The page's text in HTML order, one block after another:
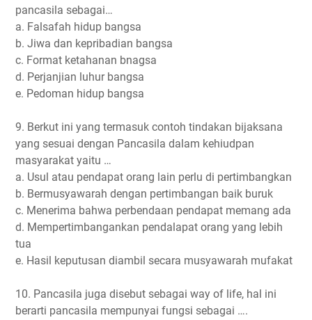
pancasila sebagai…
a. Falsafah hidup bangsa
b. Jiwa dan kepribadian bangsa
c. Format ketahanan bnagsa
d. Perjanjian luhur bangsa
e. Pedoman hidup bangsa
9. Berkut ini yang termasuk contoh tindakan bijaksana
yang sesuai dengan Pancasila dalam kehiudpan
masyarakat yaitu …
a. Usul atau pendapat orang lain perlu di pertimbangkan
b. Bermusyawarah dengan pertimbangan baik buruk
c. Menerima bahwa perbendaan pendapat memang ada
d. Mempertimbangankan pendalapat orang yang lebih
tua
e. Hasil keputusan diambil secara musyawarah mufakat
10. Pancasila juga disebut sebagai way of life, hal ini
berarti pancasila mempunyai fungsi sebagai ….